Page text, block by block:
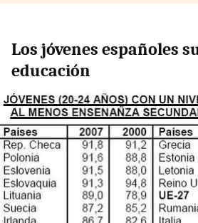
Los jóvenes españoles
educación